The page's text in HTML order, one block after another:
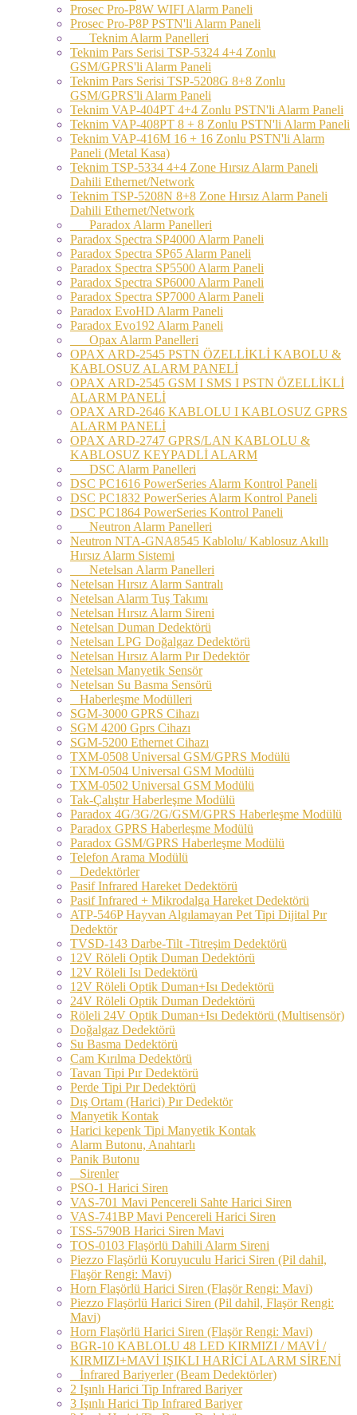
Prosec Pro-P8W WIFI Alarm Paneli
Prosec Pro-P8P PSTN'li Alarm Paneli
Teknim Alarm Panelleri
Teknim Pars Serisi TSP-5324 4+4 Zonlu
GSM/GPRS'li Alarm Paneli
Teknim Pars Serisi TSP-5208G 8+8 Zonlu
GSM/GPRS'li Alarm Paneli
Teknim VAP-404PT 4+4 Zonlu PSTN'li Alarm Paneli
Teknim VAP-408PT 8 + 8 Zonlu PSTN'li Alarm Paneli
Teknim VAP-416M 16 + 16 Zonlu PSTN'li Alarm
Paneli (Metal Kasa)
Teknim TSP-5334 4+4 Zone Hırsız Alarm Paneli
Dahili Ethernet/Network
Teknim TSP-5208N 8+8 Zone Hırsız Alarm Paneli
Dahili Ethernet/Network
Paradox Alarm Panelleri
Paradox Spectra SP4000 Alarm Paneli
Paradox Spectra SP65 Alarm Paneli
Paradox Spectra SP5500 Alarm Paneli
Paradox Spectra SP6000 Alarm Paneli
Paradox Spectra SP7000 Alarm Paneli
Paradox EvoHD Alarm Paneli
Paradox Evo192 Alarm Paneli
Opax Alarm Panelleri
OPAX ARD-2545 PSTN ÖZELLİKLİ KABOLU &
KABLOSUZ ALARM PANELİ
OPAX ARD-2545 GSM I SMS I PSTN ÖZELLİKLİ
ALARM PANELİ
OPAX ARD-2646 KABLOLU I KABLOSUZ GPRS
ALARM PANELİ
OPAX ARD-2747 GPRS/LAN KABLOLU &
KABLOSUZ KEYPADLİ ALARM
DSC Alarm Panelleri
DSC PC1616 PowerSeries Alarm Kontrol Paneli
DSC PC1832 PowerSeries Alarm Kontrol Paneli
DSC PC1864 PowerSeries Kontrol Paneli
Neutron Alarm Panelleri
Neutron NTA-GNA8545 Kablolu/ Kablosuz Akıllı
Hırsız Alarm Sistemi
Netelsan Alarm Panelleri
Netelsan Hırsız Alarm Santralı
Netelsan Alarm Tuş Takımı
Netelsan Hırsız Alarm Sireni
Netelsan Duman Dedektörü
Netelsan LPG Doğalgaz Dedektörü
Netelsan Hırsız Alarm Pır Dedektör
Netelsan Manyetik Sensör
Netelsan Su Basma Sensörü
Haberleşme Modülleri
SGM-3000 GPRS Cihazı
SGM 4200 Gprs Cihazı
SGM-5200 Ethernet Cihazı
TXM-0508 Universal GSM/GPRS Modülü
TXM-0504 Universal GSM Modülü
TXM-0502 Universal GSM Modülü
Tak-Çalıştır Haberleşme Modülü
Paradox 4G/3G/2G/GSM/GPRS Haberleşme Modülü
Paradox GPRS Haberleşme Modülü
Paradox GSM/GPRS Haberleşme Modülü
Telefon Arama Modülü
Dedektörler
Pasif Infrared Hareket Dedektörü
Pasif Infrared + Mikrodalga Hareket Dedektörü
ATP-546P Hayvan Algılamayan Pet Tipi Dijital Pır
Dedektör
TVSD-143 Darbe-Tilt -Titreşim Dedektörü
12V Röleli Optik Duman Dedektörü
12V Röleli Isı Dedektörü
12V Röleli Optik Duman+Isı Dedektörü
24V Röleli Optik Duman Dedektörü
Röleli 24V Optik Duman+Isı Dedektörü (Multisensör)
Doğalgaz Dedektörü
Su Basma Dedektörü
Cam Kırılma Dedektörü
Tavan Tipi Pır Dedektörü
Perde Tipi Pır Dedektörü
Dış Ortam (Harici) Pır Dedektör
Manyetik Kontak
Harici kepenk Tipi Manyetik Kontak
Alarm Butonu, Anahtarlı
Panik Butonu
Sirenler
PSO-1 Harici Siren
VAS-701 Mavi Pencereli Sahte Harici Siren
VAS-741BP Mavi Pencereli Harici Siren
TSS-5790B Harici Siren Mavi
TOS-0103 Flaşörlü Dahili Alarm Sireni
Piezzo Flaşörlü Koruyuculu Harici Siren (Pil dahil,
Flaşör Rengi: Mavi)
Horn Flaşörlü Harici Siren (Flaşör Rengi: Mavi)
Piezzo Flaşörlü Harici Siren (Pil dahil, Flaşör Rengi:
Mavi)
Horn Flaşörlü Harici Siren (Flaşör Rengi: Mavi)
BGR-10 KABLOLU 48 LED KIRMIZI / MAVİ /
KIRMIZI+MAVİ IŞIKLI HARİCİ ALARM SİRENİ
İnfrared Bariyerler (Beam Dedektörler)
2 Işınlı Harici Tip Infrared Bariyer
3 Işınlı Harici Tip Infrared Bariyer